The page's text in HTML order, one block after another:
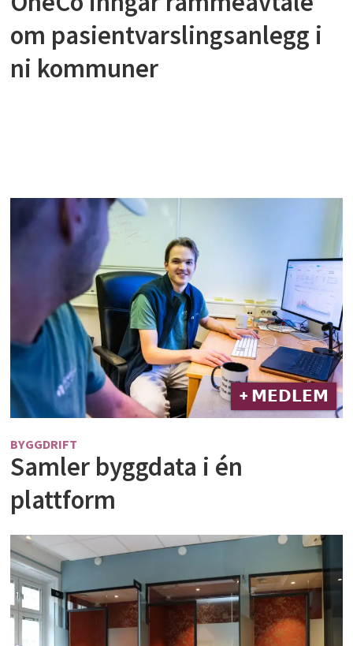
om pasientvarslingsanlegg i
ni kommuner
+ 𝗠𝗘𝗗𝗟𝗘𝗠
BYGGDRIFT
Samler byggdata i én
plattform